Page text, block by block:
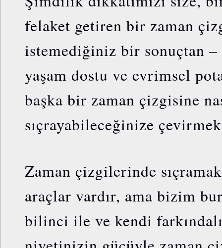
felaket getiren bir zaman
istemediğiniz bir sonuçtan
yaşam dostu ve evrimsel
başka bir zaman çizgisine
sıçrayabileceğinize
Zaman çizgilerinde
araçlar vardır, ama bizim
bilinci ile ve kendi